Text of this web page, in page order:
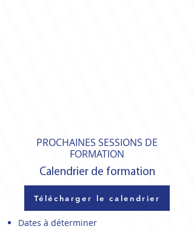
PROCHAINES SESSIONS DE
FORMATION
Calendrier de formation
Télécharger le calendrier
Dates à déterminer